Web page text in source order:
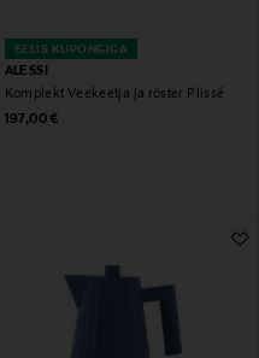
EELIS KUPONGIGA
ALESSI
Komplekt Veekeetja ja röster Plissé
Original Price
197,00 €